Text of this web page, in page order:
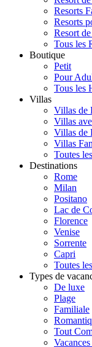
Resorts
Resorts
Resort
Tous les
Boutique
Petit
Pour
Tous les
Villas
Villas de
Villas
Villas de
Villas
Toutes
Destinations
Rome
Milan
Positano
Lac de
Florence
Venise
Sorrente
Capri
Toutes
Types de
De luxe
Plage
Familiale
Tout